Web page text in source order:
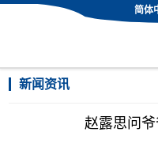
简体
新闻资讯
赵露思问